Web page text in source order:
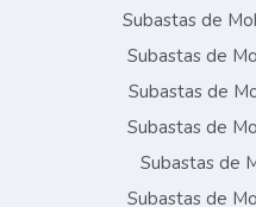
Subastas de
Subastas de
Subastas de
Subastas de
Subastas de
Subastas de